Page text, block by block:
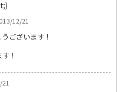
12/21
ございます！
！